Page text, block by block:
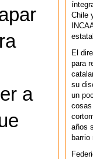
a
Chile
El
para
su
un
cosas
años